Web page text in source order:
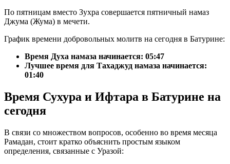
По пятницам вместо Зухра совершается пятничный намаз
Джума (Жума) в мечети.
График времени добровольных молитв на сегодня в Батурине:
Время Духа намаза начинается: 05:47
Лучшее время для Тахаджуд намаза начинается:
01:40
Время Сухура и Ифтара в Батурине на
сегодня
В связи со множеством вопросов, особенно во время месяца
Рамадан, стоит кратко объяснить простым языком
определения, связанные с Уразой: